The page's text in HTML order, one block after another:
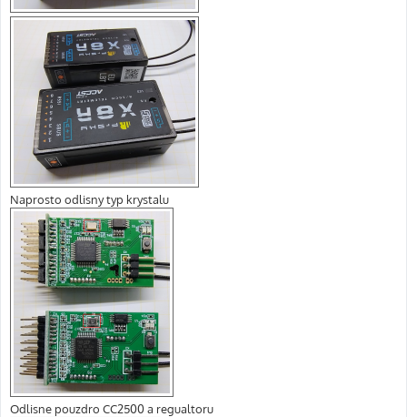
Naprosto odlisny typ krystalu
Odlisne pouzdro CC2500 a regualtoru